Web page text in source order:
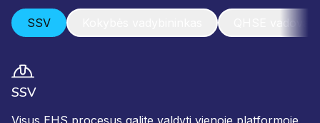
SSV
SSV
Visus EHS procesus galite valdyti vienoje platformoje.